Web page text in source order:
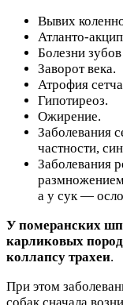
Вывих
Атланто-
Болезни
Заворот века.
Атрофия
Гипотиреоз.
Ожирение.
Заболевания
частности,
Заболевания
а у сук —
У померанских
карликовых
коллапсу трахеи.
При этом